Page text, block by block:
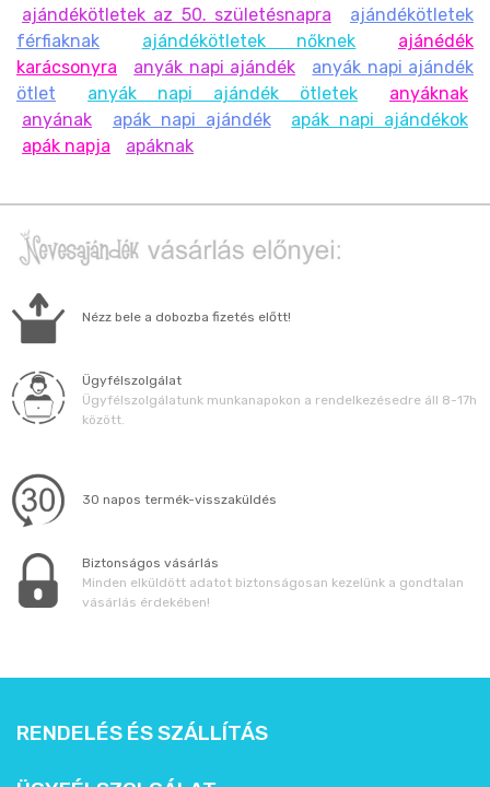
ajándékötletek az 50. születésnapra
ajándékötletek
férfiaknak
ajándékötletek nőknek
ajánédék
karácsonyra
anyák napi ajándék
anyák napi ajándék
ötlet
anyák napi ajándék ötletek
anyáknak
anyának
apák napi ajándék
apák napi ajándékok
apák napja
apáknak
Nézz bele a dobozba fizetés előtt!
Ügyfélszolgálat
Ügyfélszolgálatunk munkanapokon a rendelkezésedre áll 8-17h
között.
30 napos termék-visszaküldés
Biztonságos vásárlás
Minden elküldött adatot biztonságosan kezelünk a gondtalan
vásárlás érdekében!
RENDELÉS ÉS SZÁLLÍTÁS